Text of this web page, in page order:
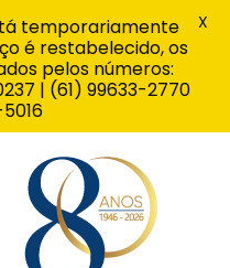
temporariamente
é restabelecido, os
pelos números:
| (61) 99633-2770
X